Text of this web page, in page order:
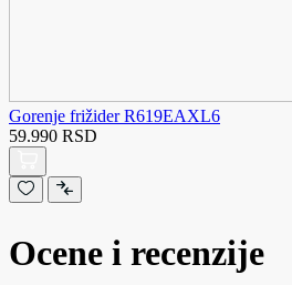
Gorenje frižider R619EAXL6
59.990 RSD
Ocene i recenzije